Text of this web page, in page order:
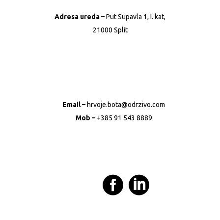
Adresa ureda –Put Supavla 1, I. kat,
21000 Split
Email – hrvoje.bota@odrzivo.com
Mob –+385 91 543 8889